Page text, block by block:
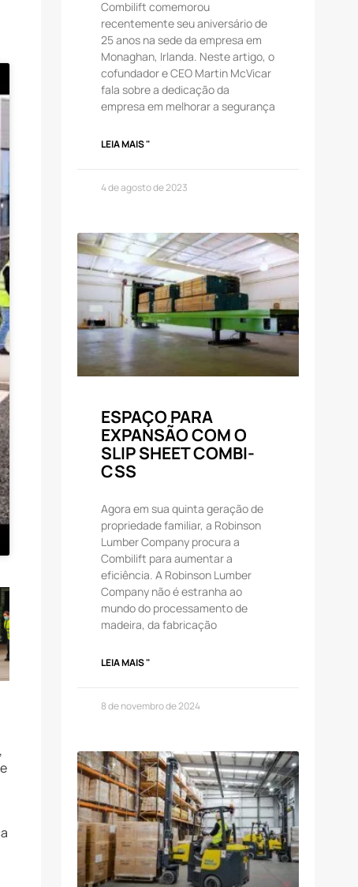
Combilift comemorou
recentemente seu aniversário de
25 anos na sede da empresa em
Monaghan, Irlanda. Neste artigo, o
cofundador e CEO Martin McVicar
fala sobre a dedicação da
empresa em melhorar a segurança
LEIA MAIS "
4 de agosto de 2023
ESPAÇO PARA
EXPANSÃO COM O
SLIP SHEET COMBI-
CSS
Agora em sua quinta geração de
propriedade familiar, a Robinson
Lumber Company procura a
Combilift para aumentar a
eficiência. A Robinson Lumber
Company não é estranha ao
mundo do processamento de
madeira, da fabricação
LEIA MAIS "
8 de novembro de 2024